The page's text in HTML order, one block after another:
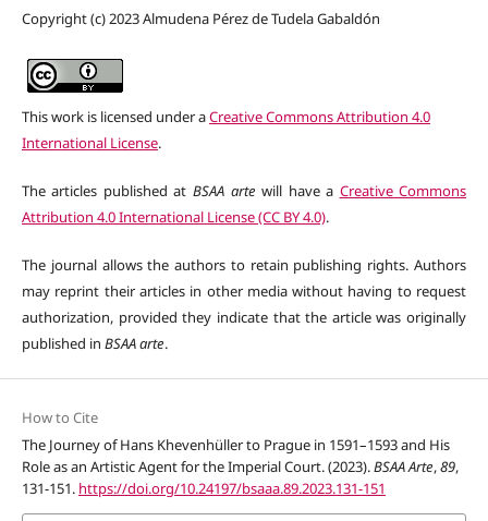
Copyright (c) 2023 Almudena Pérez de Tudela Gabaldón
This work is licensed under aCreative Commons Attribution 4.0
International License.
The articles published at BSAA arte will have a Creative Commons
Attribution 4.0 International License (CC BY 4.0).
The journal allows the authors to retain publishing rights. Authors
may reprint their articles in other media without having to request
authorization, provided they indicate that the article was originally
published in BSAA arte.
How to Cite
The Journey of Hans Khevenhüller to Prague in 1591–1593 and His
Role as an Artistic Agent for the Imperial Court. (2023).BSAA Arte,89,
131-151. https://doi.org/10.24197/bsaaa.89.2023.131-151